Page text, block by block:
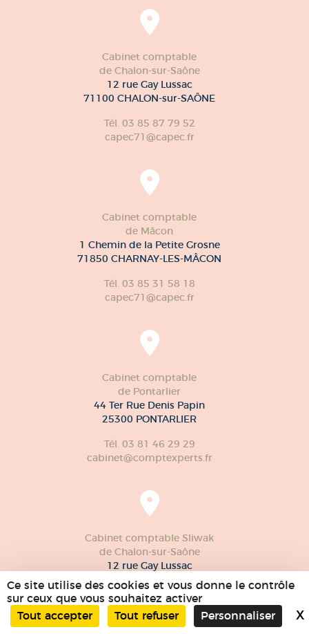
Ce site utilise des cookies et vous donne le contrôle
sur ceux que vous souhaitez activer
Tout accepter
Tout refuser Personnaliser X
Cabinet comptable
de Chalon-sur-Saône
12 rue Gay Lussac
71100 CHALON-sur-SAÔNE
Tél. 03 85 87 79 52
capec71@capec.fr
Cabinet comptable
de Mâcon
1 Chemin de la Petite Grosne
71850 CHARNAY-LES-MÂCON
Tél. 03 85 31 58 18
capec71@capec.fr
Cabinet comptable
de Pontarlier
44 Ter Rue Denis Papin
25300 PONTARLIER
Tél. 03 81 46 29 29
cabinet@comptexperts.fr
Cabinet comptable Sliwak
de Chalon-sur-Saône
12 rue Gay Lussac
71100 CHALON-sur-SAÔNE
Tél. 03 85 97 59 90